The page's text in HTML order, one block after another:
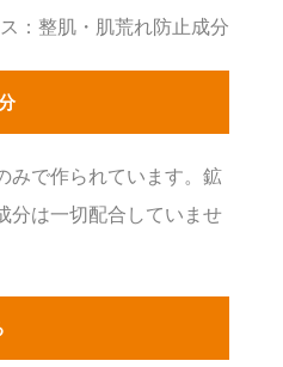
：整肌・肌荒れ防止成分
みで作られています。鉱
分は一切配合していませ